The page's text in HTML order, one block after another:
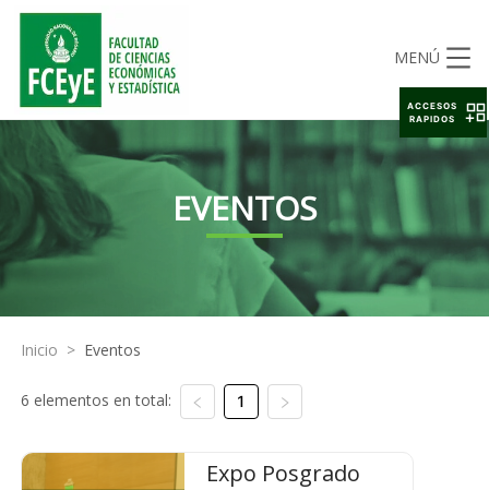
MENÚ
EVENTOS
Inicio > Eventos
6 elementos en total: 1
Expo Posgrado
ACCESOS
RAPIDOS